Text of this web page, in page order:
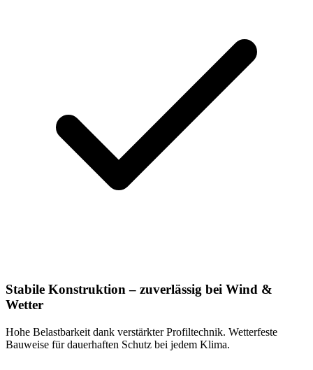
Stabile Konstruktion – zuverlässig bei Wind &
Wetter
Hohe Belastbarkeit dank verstärkter Profiltechnik. Wetterfeste
Bauweise für dauerhaften Schutz bei jedem Klima.